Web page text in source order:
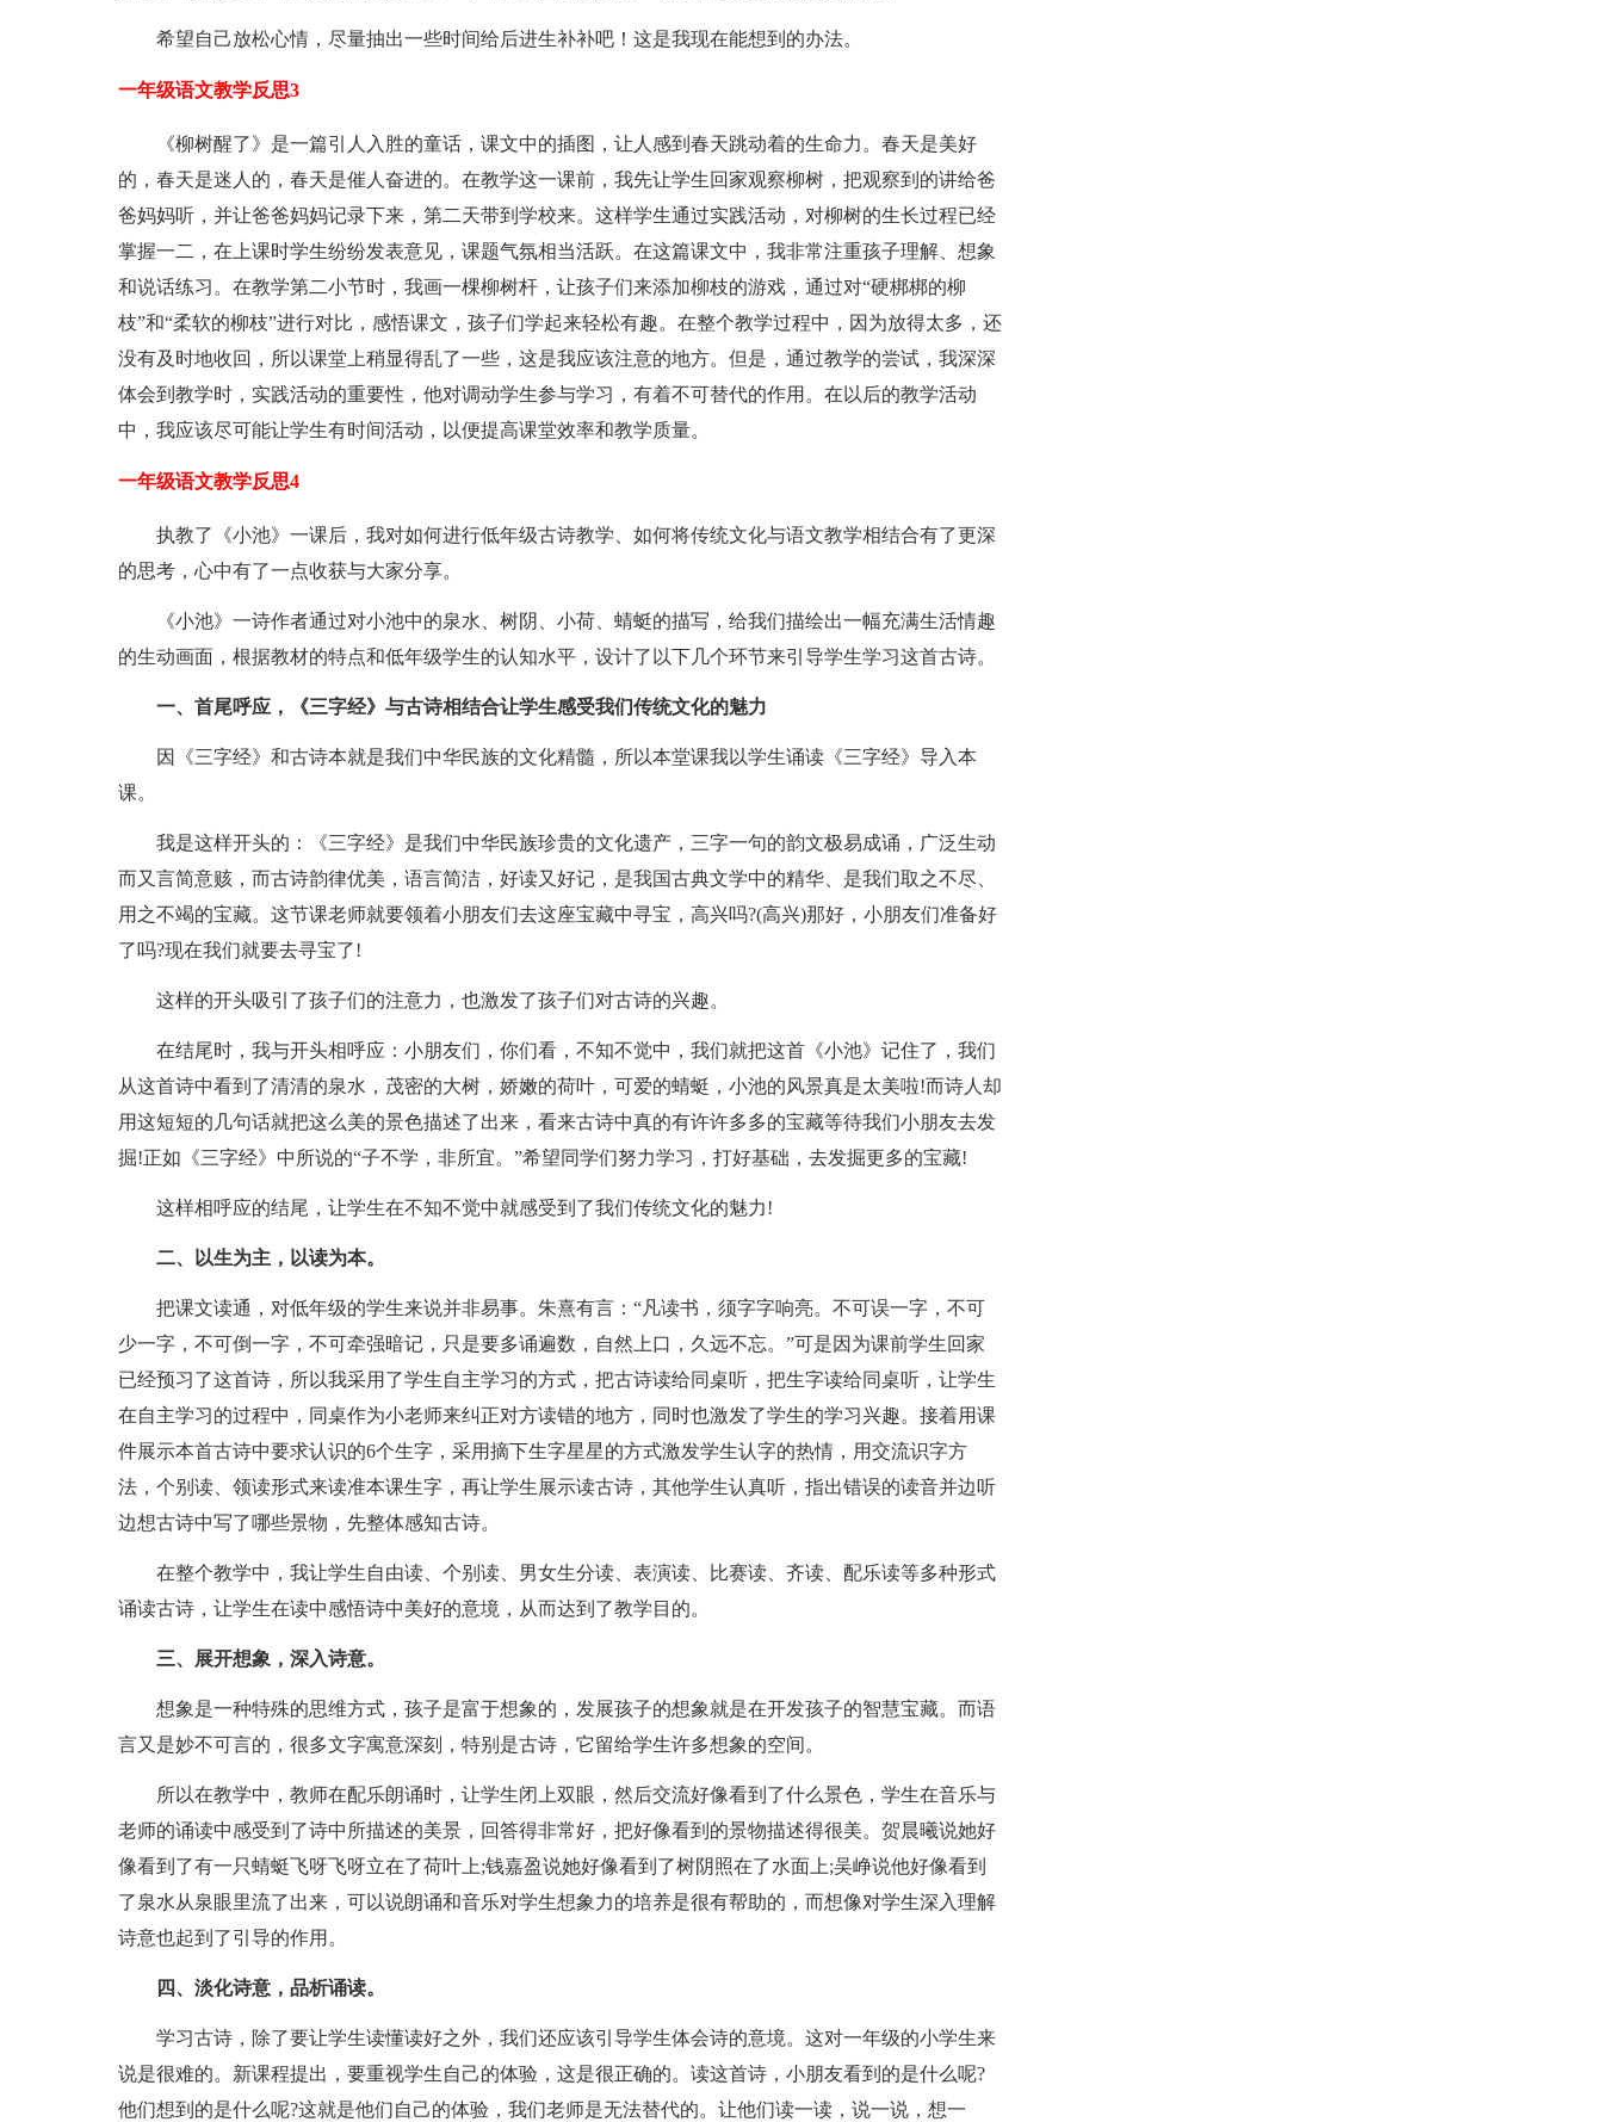
希望自己放松心情，尽量抽出一些时间给后进生补补吧！这是我现在能想到的办法。
一年级语文教学反思3
《柳树醒了》是一篇引人入胜的童话，课文中的插图，让人感到春天跳动着的生命力。春天是美好
的，春天是迷人的，春天是催人奋进的。在教学这一课前，我先让学生回家观察柳树，把观察到的讲给爸
爸妈妈听，并让爸爸妈妈记录下来，第二天带到学校来。这样学生通过实践活动，对柳树的生长过程已经
掌握一二，在上课时学生纷纷发表意见，课题气氛相当活跃。在这篇课文中，我非常注重孩子理解、想象
和说话练习。在教学第二小节时，我画一棵柳树杆，让孩子们来添加柳枝的游戏，通过对“硬梆梆的柳
枝”和“柔软的柳枝”进行对比，感悟课文，孩子们学起来轻松有趣。在整个教学过程中，因为放得太多，还
没有及时地收回，所以课堂上稍显得乱了一些，这是我应该注意的地方。但是，通过教学的尝试，我深深
体会到教学时，实践活动的重要性，他对调动学生参与学习，有着不可替代的作用。在以后的教学活动
中，我应该尽可能让学生有时间活动，以便提高课堂效率和教学质量。
一年级语文教学反思4
执教了《小池》一课后，我对如何进行低年级古诗教学、如何将传统文化与语文教学相结合有了更深
的思考，心中有了一点收获与大家分享。
《小池》一诗作者通过对小池中的泉水、树阴、小荷、蜻蜓的描写，给我们描绘出一幅充满生活情趣
的生动画面，根据教材的特点和低年级学生的认知水平，设计了以下几个环节来引导学生学习这首古诗。
一、首尾呼应，《三字经》与古诗相结合让学生感受我们传统文化的魅力
因《三字经》和古诗本就是我们中华民族的文化精髓，所以本堂课我以学生诵读《三字经》导入本
课。
我是这样开头的：《三字经》是我们中华民族珍贵的文化遗产，三字一句的韵文极易成诵，广泛生动
而又言简意赅，而古诗韵律优美，语言简洁，好读又好记，是我国古典文学中的精华、是我们取之不尽、
用之不竭的宝藏。这节课老师就要领着小朋友们去这座宝藏中寻宝，高兴吗?(高兴)那好，小朋友们准备好
了吗?现在我们就要去寻宝了!
这样的开头吸引了孩子们的注意力，也激发了孩子们对古诗的兴趣。
在结尾时，我与开头相呼应：小朋友们，你们看，不知不觉中，我们就把这首《小池》记住了，我们
从这首诗中看到了清清的泉水，茂密的大树，娇嫩的荷叶，可爱的蜻蜓，小池的风景真是太美啦!而诗人却
用这短短的几句话就把这么美的景色描述了出来，看来古诗中真的有许许多多的宝藏等待我们小朋友去发
掘!正如《三字经》中所说的“子不学，非所宜。”希望同学们努力学习，打好基础，去发掘更多的宝藏!
这样相呼应的结尾，让学生在不知不觉中就感受到了我们传统文化的魅力!
二、以生为主，以读为本。
把课文读通，对低年级的学生来说并非易事。朱熹有言：“凡读书，须字字响亮。不可误一字，不可
少一字，不可倒一字，不可牵强暗记，只是要多诵遍数，自然上口，久远不忘。”可是因为课前学生回家
已经预习了这首诗，所以我采用了学生自主学习的方式，把古诗读给同桌听，把生字读给同桌听，让学生
在自主学习的过程中，同桌作为小老师来纠正对方读错的地方，同时也激发了学生的学习兴趣。接着用课
件展示本首古诗中要求认识的6个生字，采用摘下生字星星的方式激发学生认字的热情，用交流识字方
法，个别读、领读形式来读准本课生字，再让学生展示读古诗，其他学生认真听，指出错误的读音并边听
边想古诗中写了哪些景物，先整体感知古诗。
在整个教学中，我让学生自由读、个别读、男女生分读、表演读、比赛读、齐读、配乐读等多种形式
诵读古诗，让学生在读中感悟诗中美好的意境，从而达到了教学目的。
三、展开想象，深入诗意。
想象是一种特殊的思维方式，孩子是富于想象的，发展孩子的想象就是在开发孩子的智慧宝藏。而语
言又是妙不可言的，很多文字寓意深刻，特别是古诗，它留给学生许多想象的空间。
所以在教学中，教师在配乐朗诵时，让学生闭上双眼，然后交流好像看到了什么景色，学生在音乐与
老师的诵读中感受到了诗中所描述的美景，回答得非常好，把好像看到的景物描述得很美。贺晨曦说她好
像看到了有一只蜻蜓飞呀飞呀立在了荷叶上;钱嘉盈说她好像看到了树阴照在了水面上;吴峥说他好像看到
了泉水从泉眼里流了出来，可以说朗诵和音乐对学生想象力的培养是很有帮助的，而想像对学生深入理解
诗意也起到了引导的作用。
四、淡化诗意，品析诵读。
学习古诗，除了要让学生读懂读好之外，我们还应该引导学生体会诗的意境。这对一年级的小学生来
说是很难的。新课程提出，要重视学生自己的体验，这是很正确的。读这首诗，小朋友看到的是什么呢?
他们想到的是什么呢?这就是他们自己的体验，我们老师是无法替代的。让他们读一读，说一说，想一